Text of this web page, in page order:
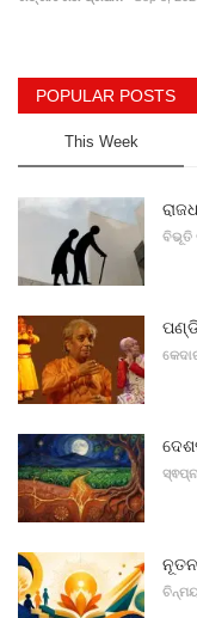
ଆଜିର ଖବର
ସଂସ୍କୃତି
ଭିଡିଓ
POPULAR POSTS
This Week
ବିଭୂତି